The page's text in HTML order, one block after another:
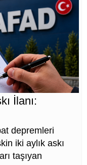
İlanı:
depremleri
iki aylık askı
taşıyan